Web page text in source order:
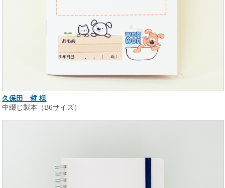
久保田 哲 様
中綴じ製本（B6サイズ）